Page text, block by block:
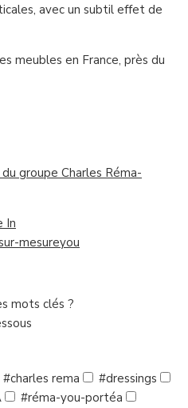
avec un subtil effet de
meubles en France, près du
groupe Charles Réma-
In
mesureyou
mots clés ?
#charles rema
#dressings
#réma-you-portéa